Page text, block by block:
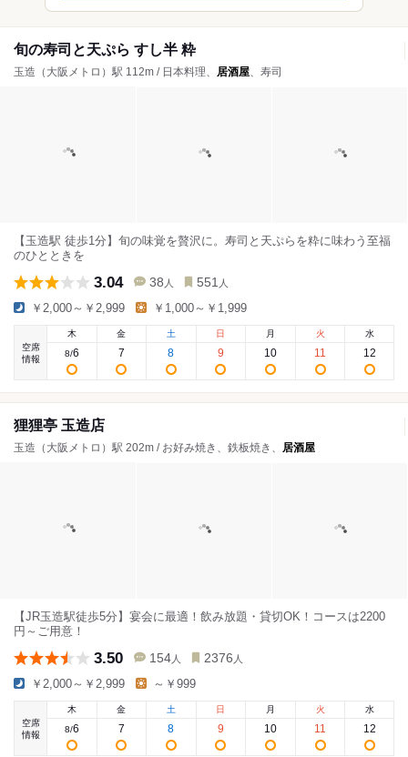
旬の寿司と天ぷら すし半 粋
玉造（大阪メトロ）駅 112m / 日本料理、 居酒屋、寿司
【玉造駅 徒歩1分】旬の味覚を贅沢に。寿司と天ぷらを粋に味わう至福
のひとときを
3.04 38 人 551 人
￥2,000～￥2,999 ￥1,000～￥1,999
空席
情報
木
8/6
金
7
土
8
日
9
月
10
火
11
水
12
狸狸亭 玉造店
玉造（大阪メトロ）駅 202m / お好み焼き、鉄板焼き、 居酒屋
【JR玉造駅徒歩5分】宴会に最適！飲み放題・貸切OK！コースは2200
円～ご用意！
3.50 154 人 2376 人
￥2,000～￥2,999 ～￥999
空席
情報
木
8/6
金
7
土
8
日
9
月
10
火
11
水
12